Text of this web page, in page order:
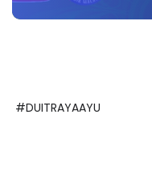
#DUITRAYAAYU